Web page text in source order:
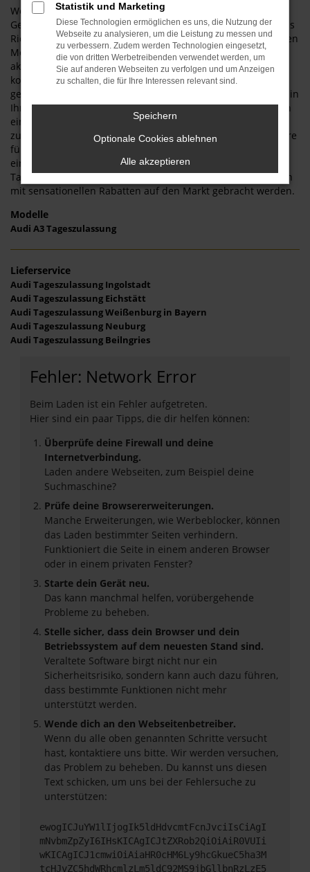
Wenn Sie Lust auf einen Neuwagen zum Preis eines
Gebrauchten haben, ist eine Audi Tageszulassung genau das
Richtige. Die Fahrzeuge wurden in aller Regel keinen einzigen
Meter gefahren und stammen selbstverständlich aus der
aktuellen Modellgeneration. Zudem sind Sie bereits fertig
konfiguriert und warten nur darauf, von Ihnen in Empfang
genommen zu werden. Wie wäre es mit einer Jungfernfahrt in
Ihrer Audi Tageszulassung? Der günstige Preis kommt durch
einen in der Automobilbranche weit verbreitete Kunstgriff
zustande. Da die Hersteller vielfach enge preisliche Korridore
für ihre Produkte vorgeben, werden Neuwagen gerne für
einen Tag auf den Händler zugelassen. Die Folge: eine Audi
Tageszulassung ist nicht mehr preislich gebunden und kann
mit sensationellen Rabatten auf den Markt gebracht werden.
Modelle
Audi A3 Tageszulassung
Lieferservice
Audi Tageszulassung Ingolstadt
Audi Tageszulassung Eichstätt
Audi Tageszulassung Weißenburg in Bayern
Audi Tageszulassung Neuburg
Audi Tageszulassung Beilngries
Fehler: Network Error
Beim Laden ist ein Fehler aufgetreten.
Hier sind ein paar Tipps, die dir helfen können:
Überprüfe deine Firewall und deine
Internetverbindung.
Laden andere Webseiten, zum Beispiel deine
Suchmaschine?
Prüfe deine Browsererweiterungen.
Manche Erweiterungen, wie Werbeblocker, können
das Laden bestimmter Seiten verhindern.
Funktioniert die Seite in einem anderen Browser
oder in einem privaten Fenster?
Starte dein Gerät neu.
Das kann manchmal helfen, vorübergehende
Probleme zu beheben.
Stelle sicher, dass dein Browser und dein
Betriebssystem auf dem neuesten Stand sind.
Veraltete Software birgt nicht nur ein
Sicherheitsrisiko, sondern kann auch dazu führen,
dass bestimmte Funktionen nicht mehr
unterstützt werden.
Wende dich an den Webseitenbetreiber.
Wenn du alle oben genannten Schritte versucht
hast, kontaktiere uns bitte. Wir werden versuchen,
das Problem zu beheben. Du kannst uns diesen
Text schicken, um uns bei der Fehlersuche zu
unterstützen:
ewogICJuYW1lIjogIk5ldHdvcmtFcnJvciIsCiAgI
mNvbmZpZyI6IHsKICAgICJtZXRob2QiOiAiR0VUIi
wKICAgICJ1cmwiOiAiaHR0cHM6Ly9hcGkueC5ha3M
tcHJvZC5hdWRhcmlzLm5ldC92MS9jbGllbnRzLzE5
Statistik und Marketing
Diese Technologien ermöglichen es uns, die Nutzung der
Webseite zu analysieren, um die Leistung zu messen und
zu verbessern. Zudem werden Technologien eingesetzt,
die von dritten Werbetreibenden verwendet werden, um
Sie auf anderen Webseiten zu verfolgen und um Anzeigen
zu schalten, die für Ihre Interessen relevant sind.
Speichern
Optionale Cookies ablehnen
Alle akzeptieren